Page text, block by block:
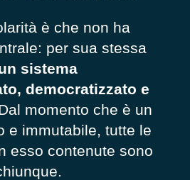
è che non ha
per sua stessa
sistema
democratizzato e
momento che è un
e immutabile, tutte le
esso contenute sono